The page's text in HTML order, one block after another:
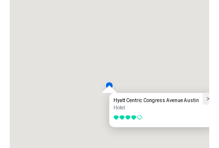
Hyatt Centric Congress Avenue Austin
Hotel
4 von 5